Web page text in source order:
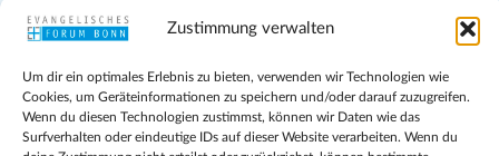
Zustimmung verwalten
Um dir ein optimales Erlebnis zu bieten, verwenden wir Technologien wie
Cookies, um Geräteinformationen zu speichern und/oder darauf zuzugreifen.
Wenn du diesen Technologien zustimmst, können wir Daten wie das
Surfverhalten oder eindeutige IDs auf dieser Website verarbeiten. Wenn du
Veranstaltungen und den Angeboten vor Ort auf Grundfragen des
eingehen, zu offener Begegnung und ehrlicher Auseinandersetzung
anregen und mithelfen, aus der Verheißung des Evangeliums heraus
im individuellen und gesellschaftlichen Leben verantwortlich zu